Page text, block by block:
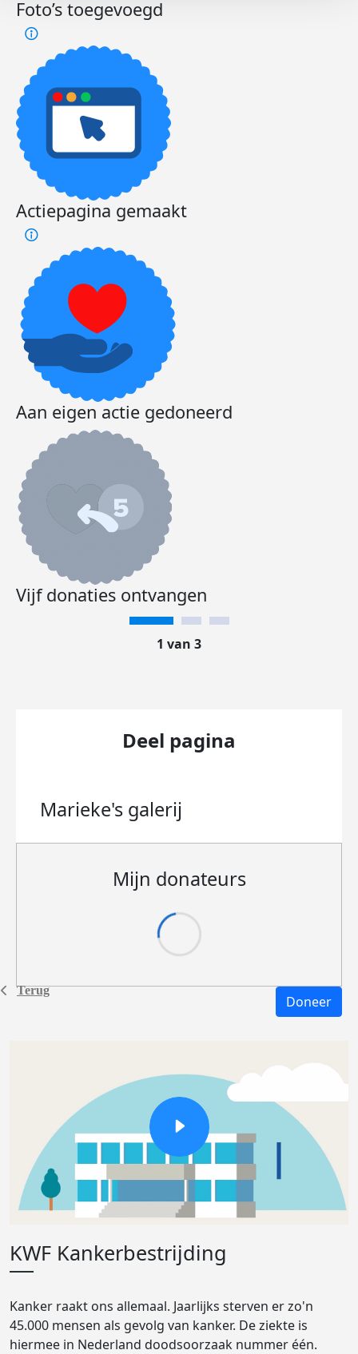
Terug
Foto’s toegevoegd
Actiepagina gemaakt
Aan eigen actie gedoneerd
Vijf donaties ontvangen
1 van 3
Deel pagina
Marieke's galerij
Mijn donateurs
Doneer
KWF Kankerbestrijding
Kanker raakt ons allemaal. Jaarlijks sterven er zo'n
45.000 mensen als gevolg van kanker. De ziekte is
hiermee in Nederland doodsoorzaak nummer één.